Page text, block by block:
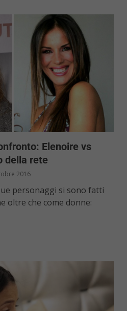
Elenoire vs
della rete
2016
personaggi si sono fatti
oltre che come donne: